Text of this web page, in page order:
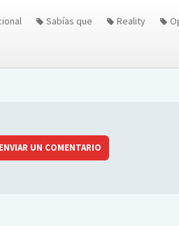
Sabías que Reality
UN COMENTARIO